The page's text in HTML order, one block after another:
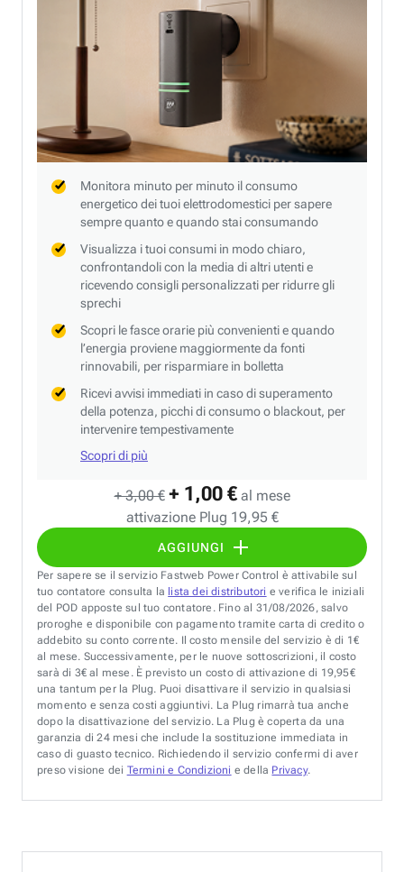
+ 3,00 € + 1,00 € al mese
attivazione Plug 19,95 €
AGGIUNGI
Monitora minuto per minuto il consumo
energetico dei tuoi elettrodomestici per sapere
sempre quanto e quando stai consumando
Visualizza i tuoi consumi in modo chiaro,
confrontandoli con la media di altri utenti e
ricevendo consigli personalizzati per ridurre gli
sprechi
Scopri le fasce orarie più convenienti e quando
l’energia proviene maggiormente da fonti
rinnovabili, per risparmiare in bolletta
Ricevi avvisi immediati in caso di superamento
della potenza, picchi di consumo o blackout, per
intervenire tempestivamente
Scopri di più
Per sapere se il servizio Fastweb Power Control è attivabile sul
tuo contatore consulta la lista dei distributori e verifica le iniziali
del POD apposte sul tuo contatore. Fino al 31/08/2026, salvo
proroghe e disponibile con pagamento tramite carta di credito o
addebito su conto corrente. Il costo mensile del servizio è di 1€
al mese. Successivamente, per le nuove sottoscrizioni, il costo
sarà di 3€ al mese. È previsto un costo di attivazione di 19,95€
una tantum per la Plug. Puoi disattivare il servizio in qualsiasi
momento e senza costi aggiuntivi. La Plug rimarrà tua anche
dopo la disattivazione del servizio. La Plug è coperta da una
garanzia di 24 mesi che include la sostituzione immediata in
caso di guasto tecnico. Richiedendo il servizio confermi di aver
preso visione dei Termini e Condizioni e della Privacy.